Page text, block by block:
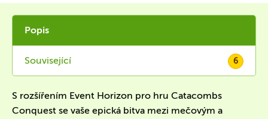
Popis
Související 6
S rozšířením Event Horizon pro hru Catacombs
Conquest se vaše epická bitva mezi mečovým a